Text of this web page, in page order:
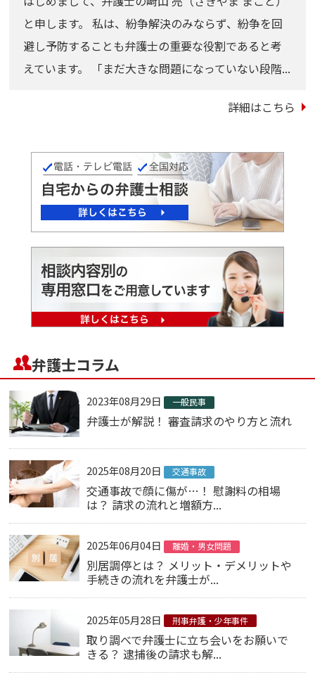
と申します。 私は、紛争解決のみならず、紛争を回
避し予防することも弁護士の重要な役割であると考
えています。 「まだ大きな問題になっていない段階...
詳細はこちら
弁護士コラム
2023年08月29日 一般民事
弁護士が解説！ 審査請求のやり方と流れ
2025年08月20日 交通事故
交通事故で顔に傷が…！ 慰謝料の相場
は？ 請求の流れと増額方...
2025年06月04日 離婚・男女問題
別居調停とは？ メリット・デメリットや
手続きの流れを弁護士が...
2025年05月28日 刑事弁護・少年事件
取り調べで弁護士に立ち会いをお願いで
きる？ 逮捕後の請求も解...